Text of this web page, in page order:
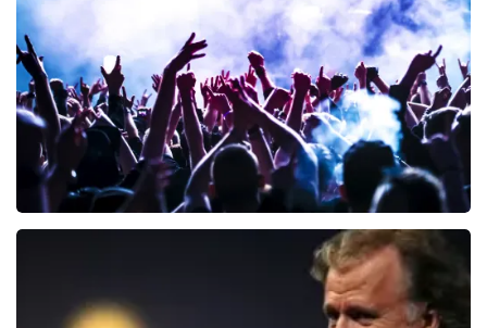
BESTEL NU
BESTEL NU